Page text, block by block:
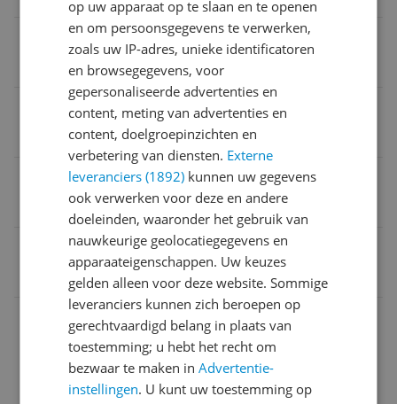
Indicatielampje
Regelbare stoomkracht
Kinderslot
5035048706367
Algemeen
Bijgeleverde accessoires en toebehoren
Montage
op uw apparaat op te slaan en te openen
en om persoonsgegevens te verwerken,
zoals uw IP-adres, unieke identificatoren
en browsegegevens, voor
gepersonaliseerde advertenties en
content, meting van advertenties en
content, doelgroepinzichten en
verbetering van diensten. Externe
leveranciers (1892) kunnen uw gegevens
ook verwerken voor deze en andere
doeleinden, waaronder het gebruik van
nauwkeurige geolocatiegegevens en
apparaateigenschappen. Uw keuzes
gelden alleen voor deze website. Sommige
leveranciers kunnen zich beroepen op
gerechtvaardigd belang in plaats van
toestemming; u hebt het recht om
bezwaar te maken inAdvertentie-
instellingen. U kunt uw toestemming op